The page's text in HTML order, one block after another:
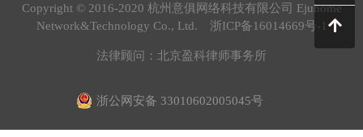
Copyright © 2016-2020 杭州意俱网络科技有限公司 Ejuhome
Network&Technology Co., Ltd. 浙ICP备16014669号-1
法律顾问：北京盈科律师事务所
浙公网安备 33010602005045号